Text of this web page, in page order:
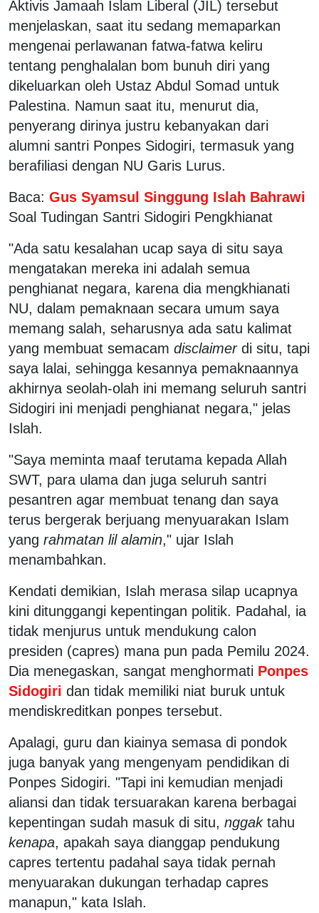
Aktivis Jamaah Islam Liberal (JIL) tersebut
menjelaskan, saat itu sedang memaparkan
mengenai perlawanan fatwa-fatwa keliru
tentang penghalalan bom bunuh diri yang
dikeluarkan oleh Ustaz Abdul Somad untuk
Palestina. Namun saat itu, menurut dia,
penyerang dirinya justru kebanyakan dari
alumni santri Ponpes Sidogiri, termasuk yang
berafiliasi dengan NU Garis Lurus.
Baca: Gus Syamsul Singgung Islah Bahrawi
Soal Tudingan Santri Sidogiri Pengkhianat
"Ada satu kesalahan ucap saya di situ saya
mengatakan mereka ini adalah semua
penghianat negara, karena dia mengkhianati
NU, dalam pemaknaan secara umum saya
memang salah, seharusnya ada satu kalimat
yang membuat semacam disclaimerdi situ, tapi
saya lalai, sehingga kesannya pemaknaannya
akhirnya seolah-olah ini memang seluruh santri
Sidogiri ini menjadi penghianat negara," jelas
Islah.
"Saya meminta maaf terutama kepada Allah
SWT, para ulama dan juga seluruh santri
pesantren agar membuat tenang dan saya
terus bergerak berjuang menyuarakan Islam
yang rahmatan lil alamin," ujar Islah
menambahkan.
Kendati demikian, Islah merasa silap ucapnya
kini ditunggangi kepentingan politik. Padahal, ia
tidak menjurus untuk mendukung calon
presiden (capres) mana pun pada Pemilu 2024.
Dia menegaskan, sangat menghormati Ponpes
Sidogiri dan tidak memiliki niat buruk untuk
mendiskreditkan ponpes tersebut.
Apalagi, guru dan kiainya semasa di pondok
juga banyak yang mengenyam pendidikan di
Ponpes Sidogiri. "Tapi ini kemudian menjadi
aliansi dan tidak tersuarakan karena berbagai
kepentingan sudah masuk di situ, nggaktahu
kenapa, apakah saya dianggap pendukung
capres tertentu padahal saya tidak pernah
menyuarakan dukungan terhadap capres
manapun," kata Islah.